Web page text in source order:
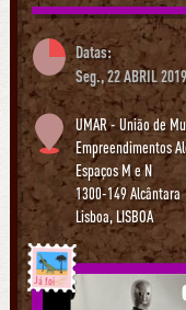
Datas:
Seg., 22 ABRIL
UMAR - União de
Empreendimentos
Espaços M e N
1300-149 Alcântara
Lisboa,LISBOA
Já foi